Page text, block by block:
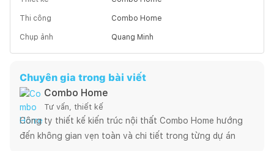
Thi công Combo Home
Chụp ảnh Quang Minh
Chuyên gia trong bài viết
Combo Home
Tư vấn, thiết kế
Công ty thiết kế kiến trúc nội thất Combo Home hướng
đến không gian vẹn toàn và chi tiết trong từng dự án